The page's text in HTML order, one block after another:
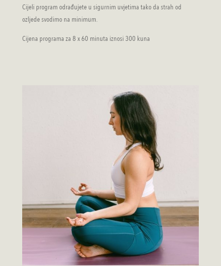
Cijeli program odrađujete u sigurnim uvjetima tako da strah od
ozljede svodimo na minimum.
Cijena programa za 8 x 60 minuta iznosi 300 kuna